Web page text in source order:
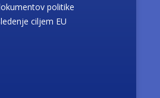
politike
ciljem EU